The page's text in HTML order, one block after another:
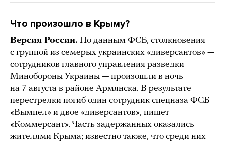
Что произошло в Крыму?
Версия России. По данным ФСБ, столкновения
с группой из семерых украинских «диверсантов» —
сотрудников главного управления разведки
Минобороны Украины — произошли в ночь
на 7 августа в районе Армянска. В результате
перестрелки погиб один сотрудник спецназа ФСБ
«Вымпел» и двое «диверсантов», пишет
«Коммерсант». Часть задержанных оказались
жителями Крыма; известно также, что среди них